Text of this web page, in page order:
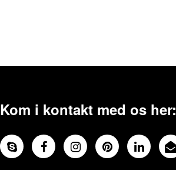
Kom i kontakt med os her: